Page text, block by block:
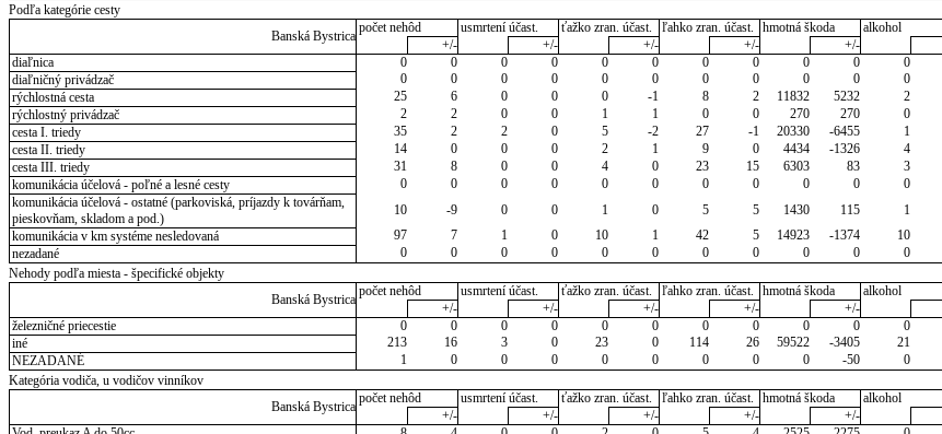
Podľa kategórie cesty
Banská Bystrica
počet nehôd usmrtení účast. ťažko zran. účast. ľahko zran. účast. hmotná škoda alkohol
+/-
+/- +/- +/- +/-
diaľnica
0 0 0 0 0 0 0 0 0 0 0
diaľničný privádzač
0 0 0 0 0 0 0 0 0 0 0
rýchlostná cesta
25 6 0 0 0 -1 8 2 11832 5232 2
rýchlostný privádzač
2 2 0 0 1 1 0 0 270 270 0
cesta I. triedy
35 2 2 0 5 -2 27 -1 20330 -6455 1
cesta II. triedy
14 0 0 0 2 1 9 0 4434 -1326 4
cesta III. triedy
31 8 0 0 4 0 23 15 6303 83 3
komunikácia účelová - poľné a lesné cesty
0 0 0 0 0 0 0 0 0 0 0
komunikácia účelová - ostatné (parkoviská, príjazdy k továrňam,
pieskovňam, skladom a pod.)
10 -9 0 0 1 0 5 5 1430 115 1
komunikácia v km systéme nesledovaná
97 7 1 0 10 1 42 5 14923 -1374 10
nezadané
0 0 0 0 0 0 0 0 0 0 0
Nehody podľa miesta - špecifické objekty
Banská Bystrica
počet nehôd usmrtení účast. ťažko zran. účast. ľahko zran. účast. hmotná škoda alkohol
+/-
+/- +/- +/- +/-
železničné priecestie
0 0 0 0 0 0 0 0 0 0 0
iné
213 16 3 0 23 0 114 26 59522 -3405 21
NEZADANÉ
1 0 0 0 0 0 0 0 0 -50 0
Kategória vodiča, u vodičov vinníkov
Banská Bystrica
počet nehôd usmrtení účast. ťažko zran. účast. ľahko zran. účast. hmotná škoda alkohol
+/-
+/- +/- +/- +/-